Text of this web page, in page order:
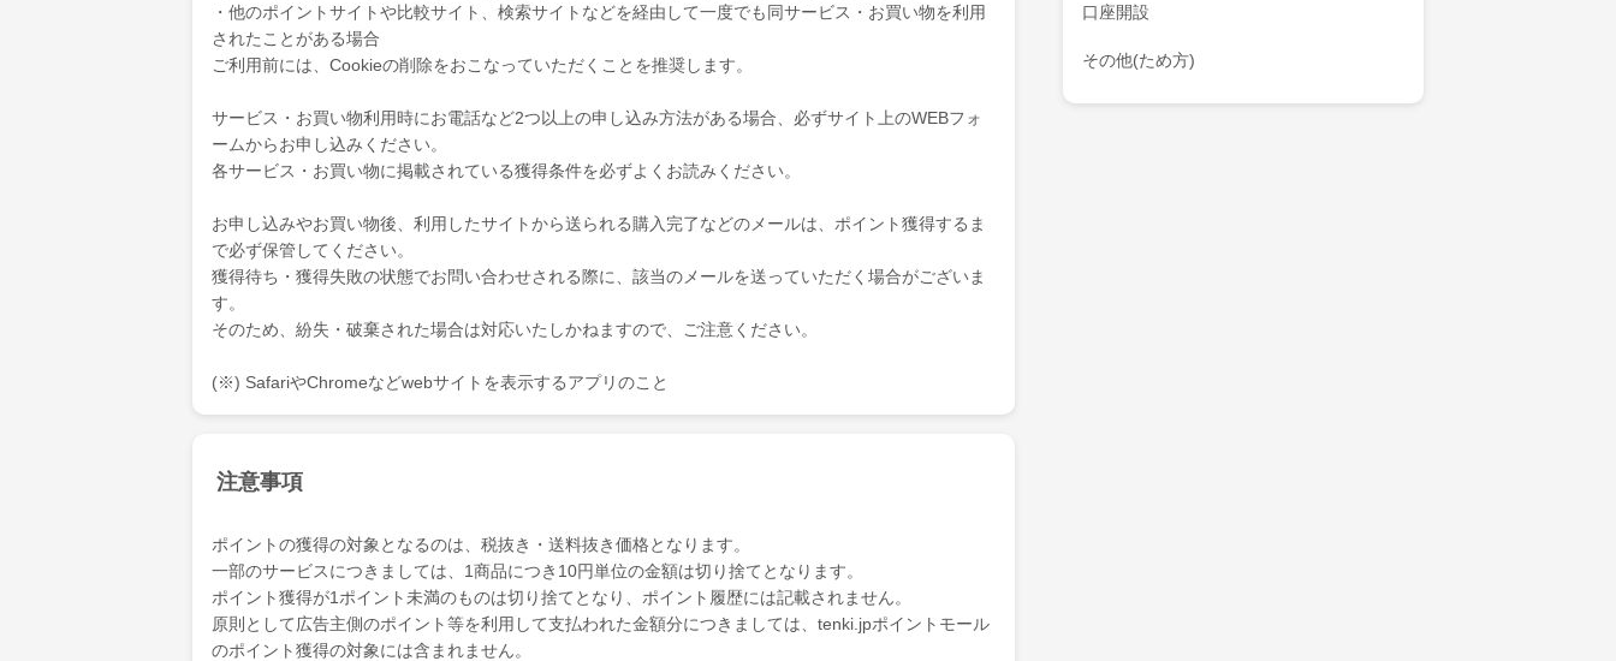
・他のポイントサイトや比較サイト、検索サイトなどを経由して一度でも同サービス・お買い物を利用
されたことがある場合
ご利用前には、Cookieの削除をおこなっていただくことを推奨します。
サービス・お買い物利用時にお電話など2つ以上の申し込み方法がある場合、必ずサイト上のWEBフォ
ームからお申し込みください。
各サービス・お買い物に掲載されている獲得条件を必ずよくお読みください。
お申し込みやお買い物後、利用したサイトから送られる購入完了などのメールは、ポイント獲得するま
で必ず保管してください。
獲得待ち・獲得失敗の状態でお問い合わせされる際に、該当のメールを送っていただく場合がございま
す。
そのため、紛失・破棄された場合は対応いたしかねますので、ご注意ください。
(※) SafariやChromeなどwebサイトを表示するアプリのこと
注意事項
ポイントの獲得の対象となるのは、税抜き・送料抜き価格となります。
一部のサービスにつきましては、1商品につき10円単位の金額は切り捨てとなります。
ポイント獲得が1ポイント未満のものは切り捨てとなり、ポイント履歴には記載されません。
原則として広告主側のポイント等を利用して支払われた金額分につきましては、tenki.jpポイントモール
のポイント獲得の対象には含まれません。
口座開設
その他(ため方)